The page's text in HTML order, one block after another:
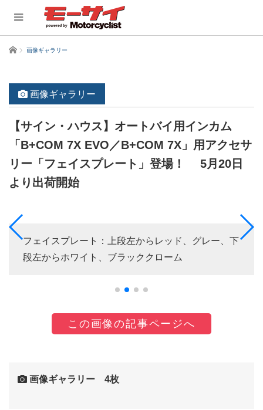
ホーム 画像ギャラリー
画像ギャラリー
【サイン・ハウス】オートバイ用インカム
「B+COM 7X EVO／B+COM 7X」用アクセサ
リー「フェイスプレート」登場！ 5月20日
より出荷開始
フェイスプレート：上段左からレッド、グレー、下
段左からホワイト、ブラッククローム
この画像の記事ページへ
画像ギャラリー 4枚